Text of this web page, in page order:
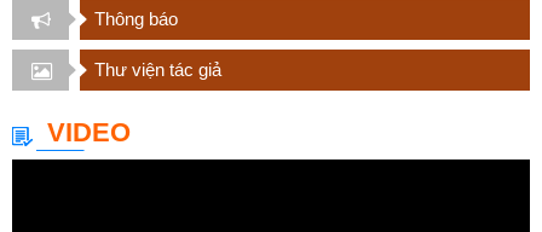
Thông báo
Thư viện tác giả
VIDEO